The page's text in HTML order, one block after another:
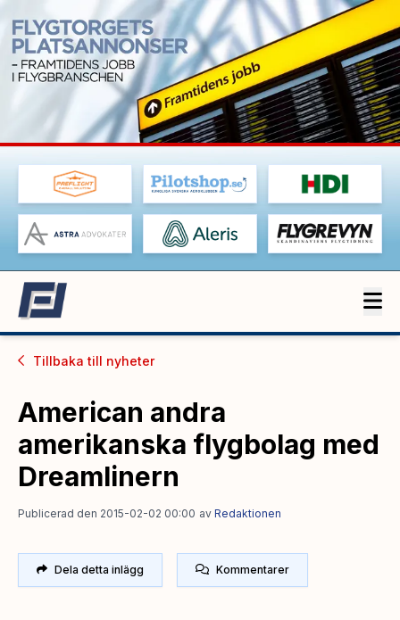
Tillbaka till nyheter
American andra
amerikanska flygbolag med
Dreamlinern
Publicerad den 2015-02-02 00:00 av Redaktionen
Dela detta inlägg Kommentarer